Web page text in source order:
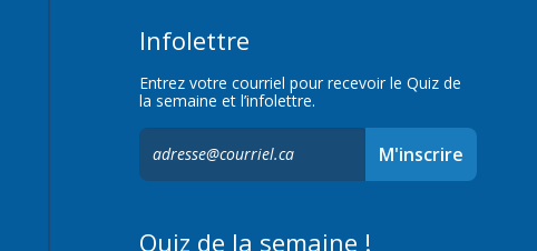
Infolettre
Entrez votre courriel pour recevoir le Quiz de
la semaine et l’infolettre.
S'inscrire
M'inscrire
Quiz de la semaine !